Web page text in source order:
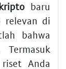
baru
relevan di
bahwa
Anda